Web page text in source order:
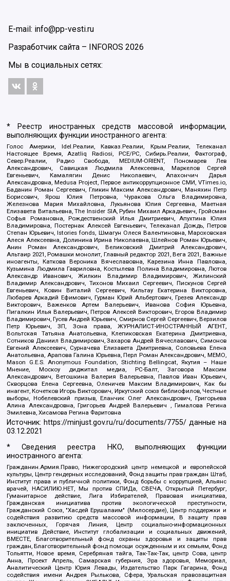
E-mail: info@pp-vesti.ru
Разработчик сайта –
INFOROS 2026
Мы в социальных сетях:
* Реестр иностранных средств массовой информации,
выполняющих функции иностранного агента:
Голос Америки, Idel.Реалии, Кавказ.Реалии, Крым.Реалии, Телеканал
Настоящее Время, Azatliq Radiosi, PCE/PC, Сибирь.Реалии, Фактограф,
Север.Реалии, Радио Свобода, MEDIUM-ORIENT, Пономарев Лев
Александрович, Савицкая Людмила Алексеевна, Маркелов Сергей
Евгеньевич, Камалягин Денис Николаевич, Апахончич Дарья
Александровна, Medusa Project, Первое антикоррупционное СМИ, VTimes.io,
Баданин Роман Сергеевич, Гликин Максим Александрович, Маняхин Петр
Борисович, Ярош Юлия Петровна, Чуракова Ольга Владимировна,
Железнова Мария Михайловна, Лукьянова Юлия Сергеевна, Маетная
Елизавета Витальевна, The Insider SIA, Рубин Михаил Аркадьевич, Гройсман
Софья Романовна, Рождественский Илья Дмитриевич, Апухтина Юлия
Владимировна, Постернак Алексей Евгеньевич, Телеканал Дождь, Петров
Степан Юрьевич, Istories fonds, Шмагун Олеся Валентиновна, Мароховская
Алеся Алексеевна, Долинина Ирина Николаевна, Шлейнов Роман Юрьевич,
Анин Роман Александрович, Великовский Дмитрий Александрович,
Альтаир 2021, Ромашки монолит, Главный редактор 2021, Вега 2021, Важные
иноагенты, Каткова Вероника Вячеславовна, Карезина Инна Павловна,
Кузьмина Людмила Гавриловна, Костылева Полина Владимировна, Лютов
Александр Иванович, Жилкин Владимир Владимирович, Жилинский
Владимир Александрович, Тихонов Михаил Сергеевич, Пискунов Сергей
Евгеньевич, Ковин Виталий Сергеевич, Кильтау Екатерина Викторовна,
Любарев Аркадий Ефимович, Гурман Юрий Альбертович, Грезев Александр
Викторович, Важенков Артем Валерьевич, Иванова София Юрьевна,
Пигалкин Илья Валерьевич, Петров Алексей Викторович, Егоров Владимир
Владимирович, Гусев Андрей Юрьевич, Смирнов Сергей Сергеевич, Верзилов
Петр Юрьевич, ЗП, Зона права, ЖУРНАЛИСТ-ИНОСТРАННЫЙ АГЕНТ,
Вольтская Татьяна Анатольевна, Клепиковская Екатерина Дмитриевна,
Сотников Даниил Владимирович, Захаров Андрей Вячеславович, Симонов
Евгений Алексеевич, Сурначева Елизавета Дмитриевна, Соловьева Елена
Анатольевна, Арапова Галина Юрьевна, Перл Роман Александрович, МЕМО,
Mason G.E.S. Anonymous Foundation, Stichting Bellingcat, Якутия – Наше
Мнение, Москоу диджитал медиа, РС-Балт, Заговора Максим
Александрович, Ветошкина Валерия Валерьевна, Павлов Иван Юрьевич,
Скворцова Елена Сергеевна, Оленичев Максим Владимирович, Как бы
инагент, Кочетков Игорь Викторович, Иркутский союз библиофилов, Честные
выборы, Нобелевский призыв, Еланчик Олег Александрович, Григорьева
Алина Александровна, Григорьев Андрей Валерьевич , Гималова Регина
Эмилевна, Хисамова Регина Фаритовна
Источник: https://minjust.gov.ru/ru/documents/7755/ данные на
03.12.2021
* Сведения реестра НКО, выполняющих функции
иностранного агента:
Гражданин.Армия.Право, Нижегородский центр немецкой и европейской
культуры, Центр гендерных исследований, Фонд защиты прав граждан Штаб,
Институт права и публичной политики, Фонд борьбы с коррупцией, Альянс
врачей, НАСИЛИЮ.НЕТ, Мы против СПИДа, СВЕЧА, Открытый Петербург,
Гуманитарное действие, Лига Избирателей, Правовая инициатива,
Гражданская инициатива против экологической преступности,
Гражданский Союз, "Хасдей Ерушалаим" (Милосердие), Центр поддержки и
содействия развитию средств массовой информации, В защиту прав
заключенных, Горячая Линия, Центр социально-информационных
инициатив Действие, Институт глобализации и социальных движений,
ВМЕСТЕ, Благотворительный фонд охраны здоровья и защиты прав
граждан, Благотворительный фонд помощи осужденным и их семьям, Фонд
Тольятти, Новое время, Серебряная тайга, Так-Так-Так, центр Сова, центр
Анна, Проект Апрель, Самарская губерния, Эра здоровья, Мемориал,
Аналитический Центр Юрия Левады, Издательство Парк Гагарина, Фонд
содействия имени Андрея Рылькова, Сфера, Уральская правозащитная